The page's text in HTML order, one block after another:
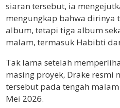
siaran tersebut, ia
mengungkap bahwa dirinya
album, tetapi tiga album
malam, termasuk Habibti
Tak lama setelah
masing proyek, Drake resmi
tersebut pada tengah
Mei 2026.